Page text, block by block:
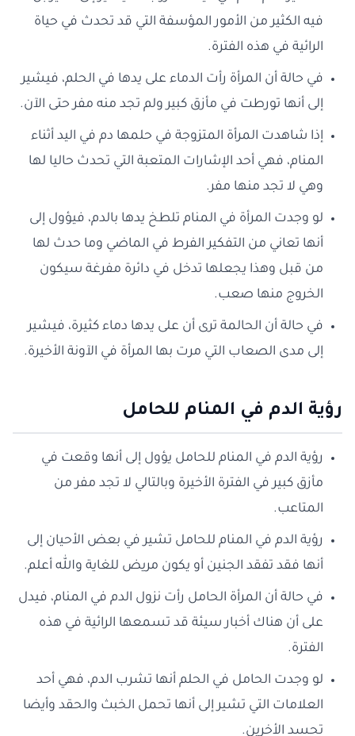
فيه الكثير من الأمور المؤسفة التي قد تحدث في حياة
الرائية في هذه الفترة.
في حالة أن المرأة رأت الدماء على يدها في الحلم، فيشير
إلى أنها تورطت في مأزق كبير ولم تجد منه مفر حتى الآن.
إذا شاهدت المرأة المتزوجة في حلمها دم في اليد أثناء
المنام، فهي أحد الإشارات المتعبة التي تحدث حاليا لها
وهي لا تجد منها مفر.
لو وجدت المرأة في المنام تلطخ يدها بالدم، فيؤول إلى
أنها تعاني من التفكير الفرط في الماضي وما حدث لها
من قبل وهذا يجعلها تدخل في دائرة مفرغة سيكون
الخروج منها صعب.
في حالة أن الحالمة ترى أن على يدها دماء كثيرة، فيشير
إلى مدى الصعاب التي مرت بها المرأة في الآونة الأخيرة.
رؤية الدم في المنام للحامل
رؤية الدم في المنام للحامل يؤول إلى أنها وقعت في
مأزق كبير في الفترة الأخيرة وبالتالي لا تجد مفر من
المتاعب.
رؤية الدم في المنام للحامل تشير في بعض الأحيان إلى
أنها فقد تفقد الجنين أو يكون مريض للغاية والله أعلم.
في حالة أن المرأة الحامل رأت نزول الدم في المنام، فيدل
على أن هناك أخبار سيئة قد تسمعها الرائية في هذه
الفترة.
لو وجدت الحامل في الحلم أنها تشرب الدم، فهي أحد
العلامات التي تشير إلى أنها تحمل الخبث والحقد وأيضا
تحسد الأخرين.